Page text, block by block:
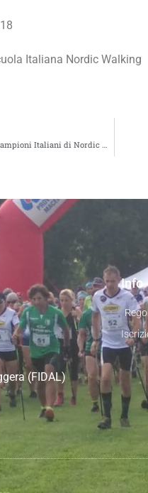
Italiana Nordic Walking
A Mantova si chiude il Circuito Tricolore con la proclamazione dei Campioni Italiani di Nordic Walking 2018
(FIDAL)
Info